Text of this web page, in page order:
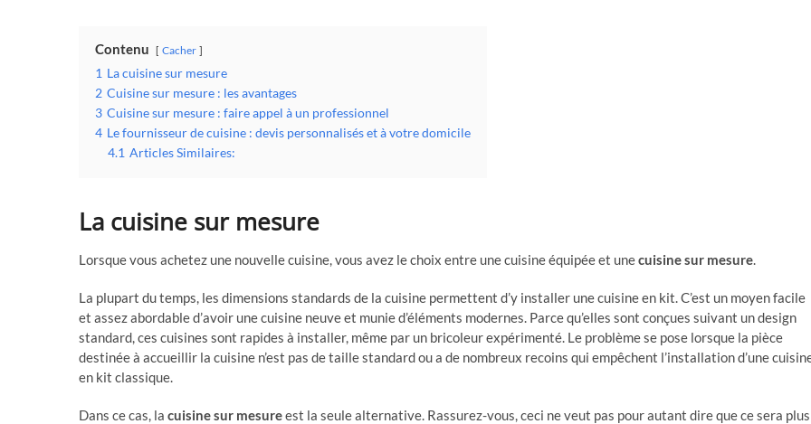
Contenu Cacher
1 La cuisine sur mesure
2 Cuisine sur mesure : les avantages
3 Cuisine sur mesure : faire appel à un professionnel
4 Le fournisseur de cuisine : devis personnalisés et à votre domicile
4.1 Articles Similaires:
La cuisine sur mesure
Lorsque vous achetez une nouvelle cuisine, vous avez le choix entre une cuisine équipée et unecuisine sur mesure.
La plupart du temps, les dimensions standards de la cuisine permettent d’y installer une cuisine en kit. C’est un moyen facile
et assez abordable d’avoir une cuisine neuve et munie d’éléments modernes. Parce qu’elles sont conçues suivant un design
standard, ces cuisines sont rapides à installer, même par un bricoleur expérimenté. Le problème se pose lorsque la pièce
destinée à accueillir la cuisine n’est pas de taille standard ou a de nombreux recoins qui empêchent l’installation d’une
en kit classique.
Dans ce cas, la cuisine sur mesureest la seule alternative. Rassurez-vous, ceci ne veut pas pour autant dire que ce sera plus